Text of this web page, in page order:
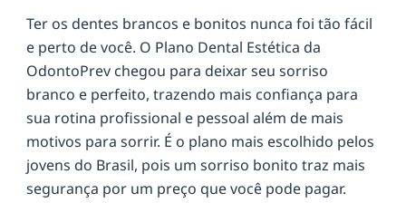
Ter os dentes brancos e bonitos nunca foi tão fácil
e perto de você. O Plano Dental Estética da
OdontoPrev chegou para deixar seu sorriso
branco e perfeito, trazendo mais confiança para
sua rotina profissional e pessoal além de mais
motivos para sorrir. É o plano mais escolhido pelos
jovens do Brasil, pois um sorriso bonito traz mais
segurança por um preço que você pode pagar.